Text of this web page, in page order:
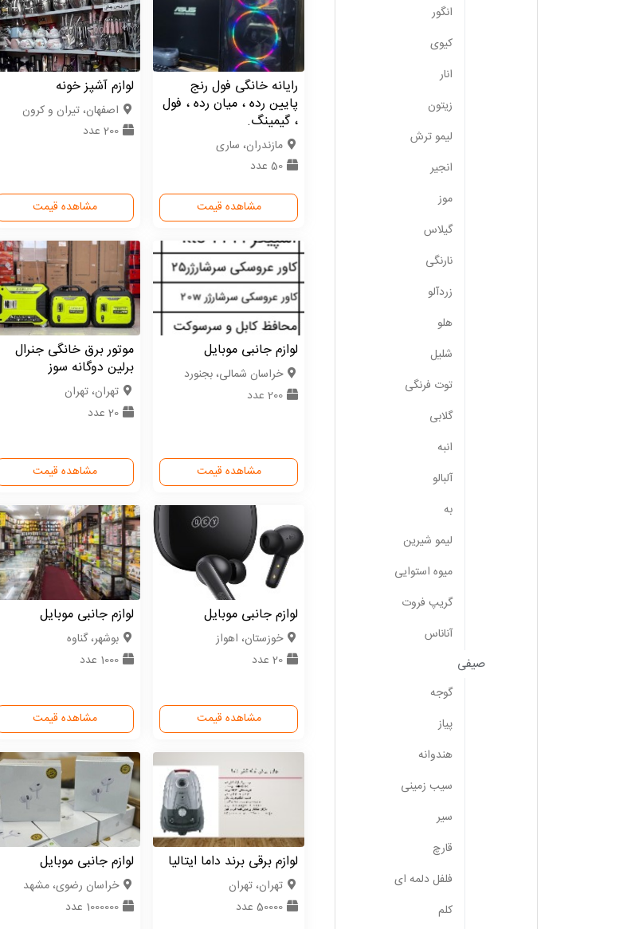
رایانه خانگی فول رنج
پایین رده ، میان رده ، فول
، گیمینگ.
مازندران، ساری
50 عدد
مشاهده قیمت
لوازم آشپز خونه
اصفهان، تیران و کرون
200 عدد
مشاهده قیمت
لوازم جانبی موبایل
خراسان شمالی، بجنورد
200 عدد
مشاهده قیمت
موتور برق خانگی جنرال
برلین دوگانه سوز
تهران، تهران
20 عدد
مشاهده قیمت
لوازم جانبی موبایل
خوزستان، اهواز
20 عدد
مشاهده قیمت
لوازم جانبی موبایل
بوشهر، گناوه
1000 عدد
مشاهده قیمت
لوازم برقی برند داما ایتالیا
تهران، تهران
50000 عدد
لوازم جانبی موبایل
خراسان رضوی، مشهد
1000000 عدد
انگور
کیوی
انار
زیتون
لیمو ترش
انجیر
موز
گیلاس
نارنگی
زردآلو
هلو
شلیل
توت فرنگی
گلابی
انبه
آلبالو
به
لیمو شیرین
میوه استوایی
گریپ فروت
آناناس
صیفی
گوجه
پیاز
هندوانه
سیب زمینی
سیر
قارچ
فلفل دلمه ای
کلم